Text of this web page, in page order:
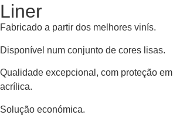
Liner
Fabricado a partir dos melhores vinís.
Disponível num conjunto de cores lisas.
Qualidade excepcional, com proteção
acrílica.
Solução económica.